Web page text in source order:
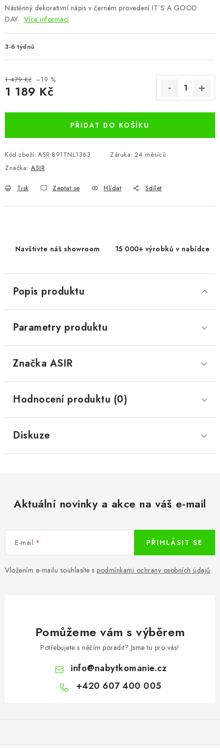
Vše o nákupu Info
Nástěnný dekorativní nápis v černém provedení IT´S A GOOD
DAY. Více informací
3-6 týdnů
1 479 Kč –19 %
1 189 Kč
PŘIDAT DO KOŠÍKU
Kód zboží: ASR-891TNL1363 Záruka: 24 měsíců
Značka: ASIR
Tisk Zeptat se Hlídat Sdílet
Navštivte náš showroom 15 000+ výrobků v nabídce
Popis produktu
Parametry produktu
Značka ASIR
Hodnocení produktu (0)
Diskuze
Aktuální novinky a akce na váš e-mail
E-mail
Vložením e-mailu souhlasíte s podmínkami ochrany osobních údajů
PŘIHLÁSIT SE
Pomůžeme vám s výběrem
Potřebujete s něčím poradit? Jsme tu pro vás!
info@nabytkomanie.cz
+420 607 400 005